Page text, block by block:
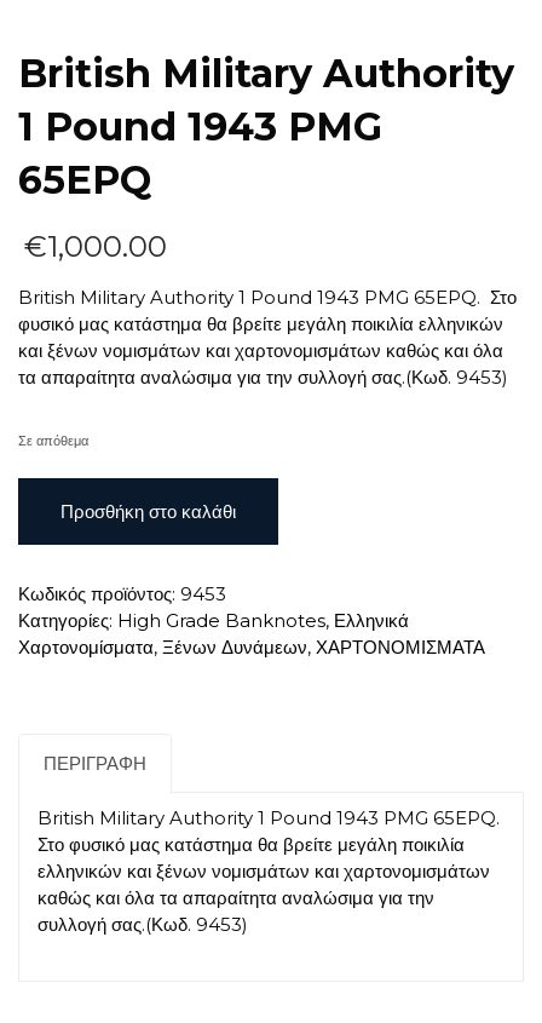
British Military Authority
1 Pound 1943 PMG
65EPQ
€1,000.00
British Military Authority 1 Pound 1943 PMG 65EPQ. Στο
φυσικό μας κατάστημα θα βρείτε μεγάλη ποικιλία ελληνικών
και ξένων νομισμάτων και χαρτονομισμάτων καθώς και όλα
τα απαραίτητα αναλώσιμα για την συλλογή σας.(Κωδ. 9453)
Σε απόθεμα
Military
Authority
Pound
1943
PMG
Προσθήκη στο καλάθι
Κωδικός προϊόντος: 9453
Κατηγορίες: High Grade Banknotes, Ελληνικά
Χαρτονομίσματα, Ξένων Δυνάμεων, ΧΑΡΤΟΝΟΜΙΣΜΑΤΑ
ΠΕΡΙΓΡΑΦΉ
British Military Authority 1 Pound 1943 PMG 65EPQ.
Στο φυσικό μας κατάστημα θα βρείτε μεγάλη ποικιλία
ελληνικών και ξένων νομισμάτων και χαρτονομισμάτων
καθώς και όλα τα απαραίτητα αναλώσιμα για την
συλλογή σας.(Κωδ. 9453)